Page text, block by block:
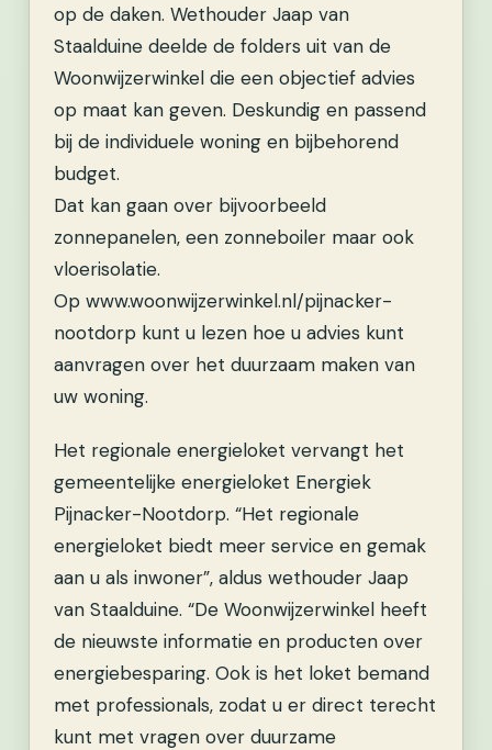
op de daken. Wethouder Jaap van
Staalduine deelde de folders uit van de
Woonwijzerwinkel die een objectief advies
op maat kan geven. Deskundig en passend
bij de individuele woning en bijbehorend
budget.
Dat kan gaan over bijvoorbeeld
zonnepanelen, een zonneboiler maar ook
vloerisolatie.
Op www.woonwijzerwinkel.nl/pijnacker-
nootdorp kunt u lezen hoe u advies kunt
aanvragen over het duurzaam maken van
uw woning.
Het regionale energieloket vervangt het
gemeentelijke energieloket Energiek
Pijnacker-Nootdorp. “Het regionale
energieloket biedt meer service en gemak
aan u als inwoner”, aldus wethouder Jaap
van Staalduine. “De Woonwijzerwinkel heeft
de nieuwste informatie en producten over
energiebesparing. Ook is het loket bemand
met professionals, zodat u er direct terecht
kunt met vragen over duurzame